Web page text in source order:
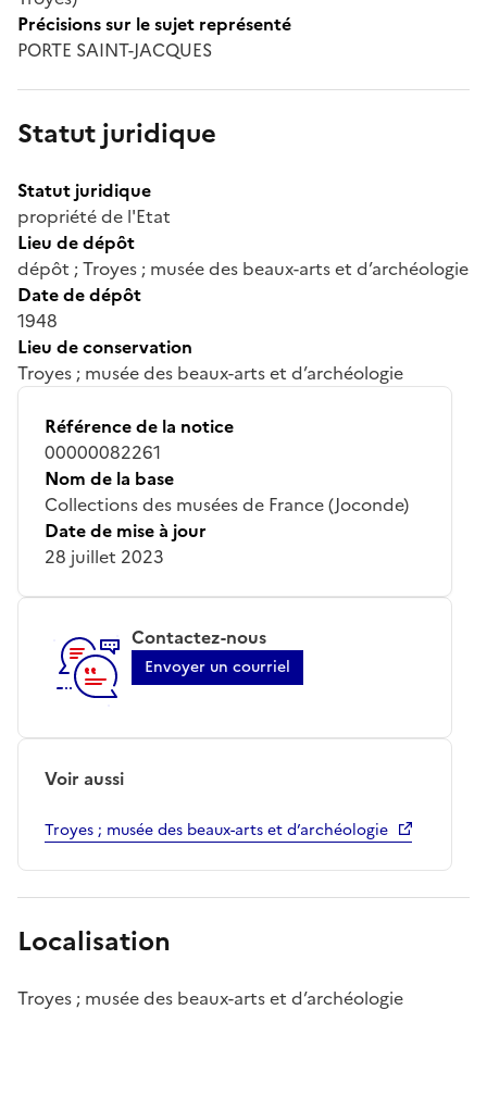
Précisions sur le sujet représenté
PORTE SAINT-JACQUES
Statut juridique
Statut juridique
propriété de l'Etat
Lieu de dépôt
dépôt ; Troyes ; musée des beaux-arts et d’archéologie
Date de dépôt
1948
Lieu de conservation
Troyes ; musée des beaux-arts et d’archéologie
Référence de la notice
00000082261
Nom de la base
Collections des musées de France (Joconde)
Date de mise à jour
28 juillet 2023
Contactez-nous
Envoyer un courriel
Voir aussi
Troyes ; musée des beaux-arts et d’archéologie
Localisation
Troyes ; musée des beaux-arts et d’archéologie